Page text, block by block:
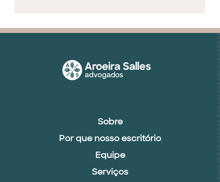
Sobre
Por que nosso escritório
Equipe
Serviços